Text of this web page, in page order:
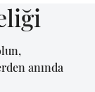
anında